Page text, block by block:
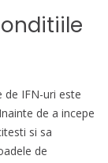
de IFN-uri este
de a incepe
si sa
de